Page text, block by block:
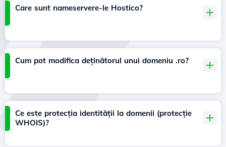
Care sunt nameservere-le Hostico?
Cum pot modifica deținătorul unui domeniu .ro?
Ce este protecția identității la domenii (protecție
WHOIS)?